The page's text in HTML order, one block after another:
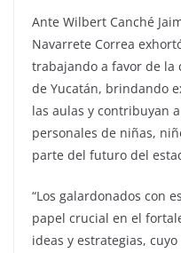
Ante Wilbert Canché
Navarrete Correa
trabajando a favor de la
de Yucatán, brindando
las aulas y contribuyan
personales de niñas,
parte del futuro del
“Los galardonados con
papel crucial en el
ideas y estrategias,